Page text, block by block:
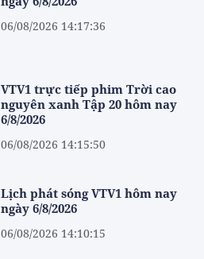
06/08/2026 14:17:36
VTV1 trực tiếp phim Trời cao
nguyên xanh Tập 20 hôm nay
6/8/2026
06/08/2026 14:15:50
Lịch phát sóng VTV1 hôm nay
ngày 6/8/2026
06/08/2026 14:10:15